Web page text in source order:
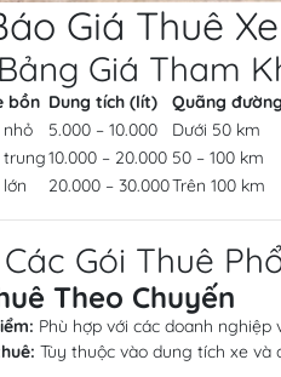
Giá Thuê
Bảng Giá Tham
bồn Dung tích (lít) Quãng
nhỏ
5.000 – 10.000 Dưới 50 km
trung10.000 – 20.000 50 – 100 km
20.000 – 30.000Trên 100 km
Các Gói Thuê
Theo Chuyến
Phù hợp với các doanh
Tùy thuộc vào dung tích xe